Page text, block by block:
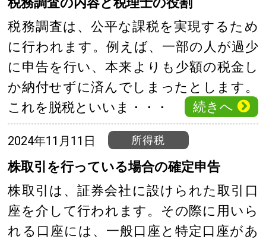
税務調査は、公平な課税を実現するため
に行われます。例えば、一部の人が過少
に申告を行い、本来よりも少額の税金し
か納付せずに済んでしまったとします。
これを脱税といいま・・・
続きへ
2024年11月11日 所得税
株取引を行っている場合の確定申告
株取引は、証券会社に設けられた取引口
座を介して行われます。その際に用いら
れる口座には、一般口座と特定口座があ